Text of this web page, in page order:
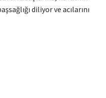
diliyor ve acılarını